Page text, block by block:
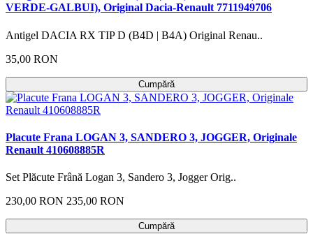
VERDE-GALBUI), Original Dacia-Renault 7711949706
Antigel DACIA RX TIP D (B4D | B4A) Original Renau..
35,00 RON
Cumpără
Placute Frana LOGAN 3, SANDERO 3, JOGGER, Originale
Renault 410608885R
Set Plăcute Frână Logan 3, Sandero 3, Jogger Orig..
230,00 RON 235,00 RON
Cumpără